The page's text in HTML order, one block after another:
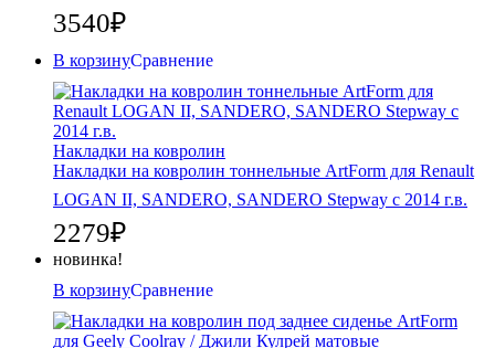
3540₽
В корзинуСравнение
Накладки на ковролин
Накладки на ковролин тоннельные ArtForm для Renault
LOGAN II, SANDERO, SANDERO Stepway с 2014 г.в.
2279₽
новинка!
В корзинуСравнение